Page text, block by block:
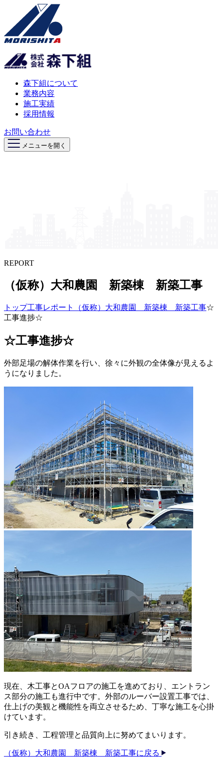
森下組について
業務内容
施工実績
採用情報
お問い合わせ
メニューを開く
REPORT
（仮称）​大和農園 新築棟 新築工事
トップ工事レポート （仮称）大和農園 新築棟 新築工事☆
工事進捗☆
☆工事進捗☆
外部足場の解体作業を行い、徐々に外観の全体像が見えるよ
うになりました。
現在、木工事とOAフロアの施工を進めており、エントラン
ス部分の施工も進行中です。外部のルーバー設置工事では、
仕上げの美観と機能性を両立させるため、丁寧な施工を心掛
けています。
引き続き、工程管理と品質向上に努めてまいります。
（仮称）大和農園 新築棟 新築工事に戻る